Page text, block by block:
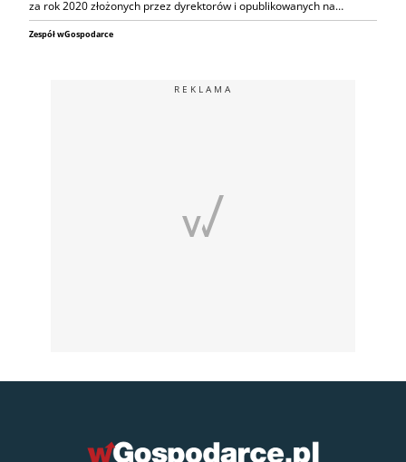
za rok 2020 złożonych przez dyrektorów i opublikowanych na…
Zespół wGospodarce
REKLAMA